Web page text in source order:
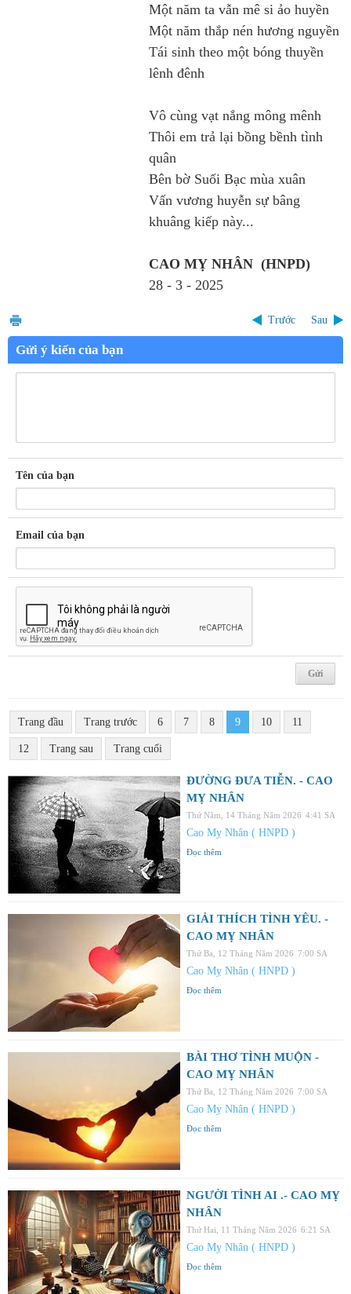
Một năm ta vẫn mê si ảo huyền
Một năm thắp nén hương nguyền
Tái sinh theo một bóng thuyền
lênh đênh
Vô cùng vạt nắng mông mênh
Thôi em trả lại bồng bềnh tình
quân
Bên bờ Suối Bạc mùa xuân
Vấn vương huyễn sự bâng
khuâng kiếp này...
CAO MỴ NHÂN (HNPD)
28 - 3 - 2025
Trước Sau
Gửi ý kiến của bạn
Tên của bạn
Email của bạn
Trang đầu Trang trước 6 7 8 9 10 11
12 Trang sau Trang cuối
ĐƯỜNG ĐƯA TIỄN. - CAO
MỴ NHÂN
Thứ Năm, 14 Tháng Năm 2026 4:41 SA
Cao Mỵ Nhân ( HNPD )
Đọc thêm
GIẢI THÍCH TÌNH YÊU. -
CAO MỴ NHÂN
Thứ Ba, 12 Tháng Năm 2026 7:00 SA
Cao Mỵ Nhân ( HNPD )
Đọc thêm
BÀI THƠ TÌNH MUỘN -
CAO MỴ NHÂN
Thứ Ba, 12 Tháng Năm 2026 7:00 SA
Cao Mỵ Nhân ( HNPD )
Đọc thêm
NGƯỜI TÌNH AI .- CAO MỴ
NHÂN
Thứ Hai, 11 Tháng Năm 2026 6:21 SA
Cao Mỵ Nhân ( HNPD )
Đọc thêm